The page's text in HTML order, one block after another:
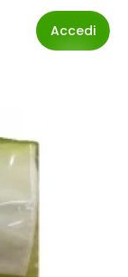
Accedi